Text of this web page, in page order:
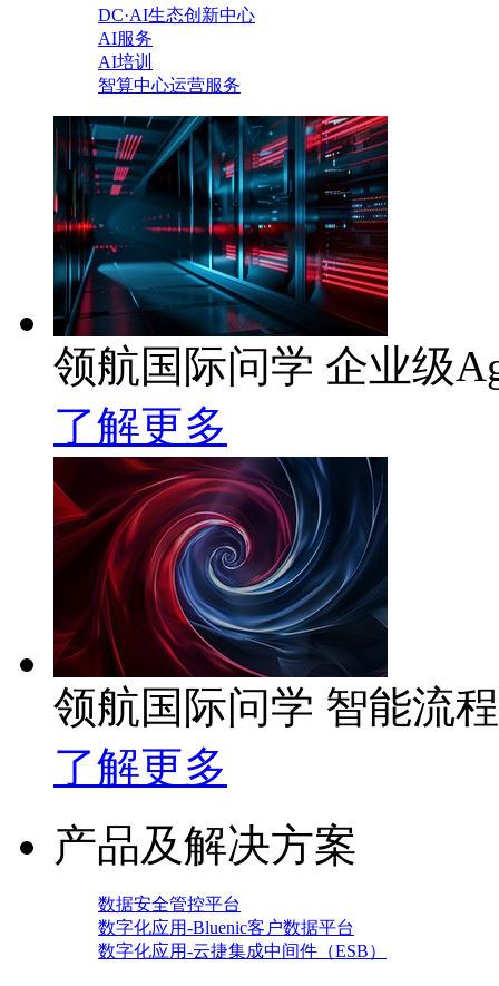
DC·AI生态创新中心
AI服务
AI培训
智算中心运营服务
领航国际问学 企业级
了解更多
领航国际问学 智能流
了解更多
产品及解决方案
数据安全管控平台
数字化应用-Bluenic客户数据平台
数字化应用-云捷集成中间件（ESB）